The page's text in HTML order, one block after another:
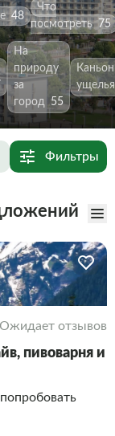
48
Что
посмотреть
75
На
природу
за
город
55
ущелья
Фильтры
Ожидает отзывов
пивоварня и